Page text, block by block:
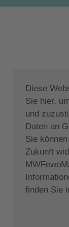
Rasenfläche.
Die Villa hat
den
sind! Für
Garten gibt
Kleinsten,
Zur Lage:
Diese
Sie hier,
und
Daten an
Sie
Zukunft
finden Sie